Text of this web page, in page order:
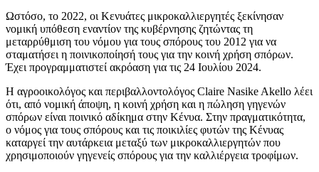
Ωστόσο, το 2022, οι Κενυάτες μικροκαλλιεργητές ξεκίνησαν
νομική υπόθεση εναντίον της κυβέρνησης ζητώντας τη
μεταρρύθμιση του νόμου για τους σπόρους του 2012 για να
σταματήσει η ποινικοποίησή τους για την κοινή χρήση σπόρων.
Έχει προγραμματιστεί ακρόαση για τις 24 Ιουλίου 2024.
Η αγροοικολόγος και περιβαλλοντολόγος Claire Nasike Akello λέει
ότι, από νομική άποψη, η κοινή χρήση και η πώληση γηγενών
σπόρων είναι ποινικό αδίκημα στην Κένυα. Στην πραγματικότητα,
ο νόμος για τους σπόρους και τις ποικιλίες φυτών της Κένυας
καταργεί την αυτάρκεια μεταξύ των μικροκαλλιεργητών που
χρησιμοποιούν γηγενείς σπόρους για την καλλιέργεια τροφίμων.